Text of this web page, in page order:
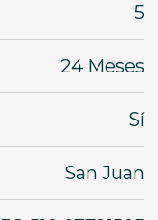
5
24 Meses
Sí
San Juan